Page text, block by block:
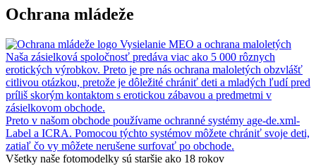
Ochrana mládeže
Vysielanie MEO a ochrana maloletých
Naša zásielková spoločnosť predáva viac ako 5 000 rôznych
erotických výrobkov. Preto je pre nás ochrana maloletých obzvlášť
citlivou otázkou, pretože je dôležité chrániť deti a mladých ľudí pred
príliš skorým kontaktom s erotickou zábavou a predmetmi v
zásielkovom obchode.
Preto v našom obchode používame ochranné systémy age-de.xml-
Label a ICRA. Pomocou týchto systémov môžete chrániť svoje deti,
zatiaľ čo vy môžete nerušene surfovať po obchode.
Všetky naše fotomodelky sú staršie ako 18 rokov